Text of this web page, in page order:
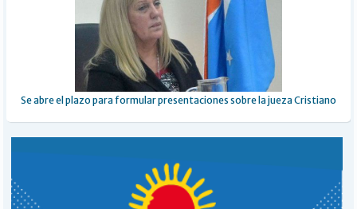
Se abre el plazo para formular presentaciones sobre la jueza Cristiano